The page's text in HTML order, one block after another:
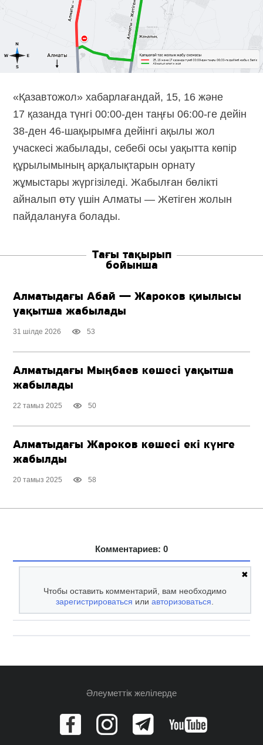
«Қазавтожол» хабарлағандай, 15, 16 және
17 қазанда түнгі00:00-ден таңғы06:00-ге дейін
38-ден 46-шақырымға дейінгі ақылы жол
учаскесі жабылады, себебі осы уақытта көпір
құрылымының арқалықтарын орнату
жұмыстары жүргізіледі. Жабылған бөлікті
айналып өту үшін Алматы — Жетіген жолын
пайдалануға болады.
Тағы тақырып
бойынша
Алматыдағы Абай — Жароков қиылысы
уақытша жабылады
31 шілде 2026 53
Алматыдағы Мыңбаев көшесі уақытша
жабылады
22 тамыз 2025 50
Алматыдағы Жароков көшесі екі күнге
жабылды
20 тамыз 2025 58
Комментариев: 0
✖
Чтобы оставить комментарий, вам необходимо
зарегистрироваться илиавторизоваться.
Әлеуметтік желілерде